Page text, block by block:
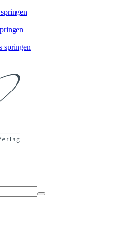
springen